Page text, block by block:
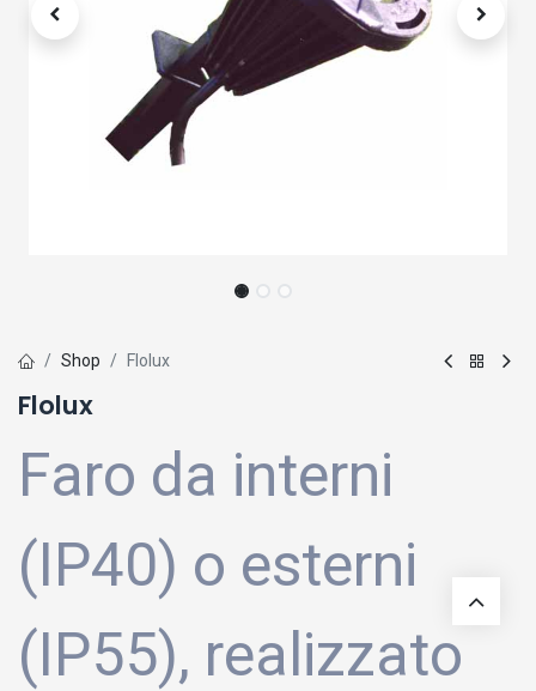
Shop Flolux
Flolux
Faro da interni
(IP40) o esterni
(IP55), realizzato